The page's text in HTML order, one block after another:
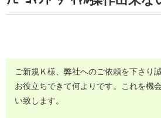
ご新規Ｋ様、弊社へのご依頼を下さり
お役立ちできて何よりです。これを機
い致します。